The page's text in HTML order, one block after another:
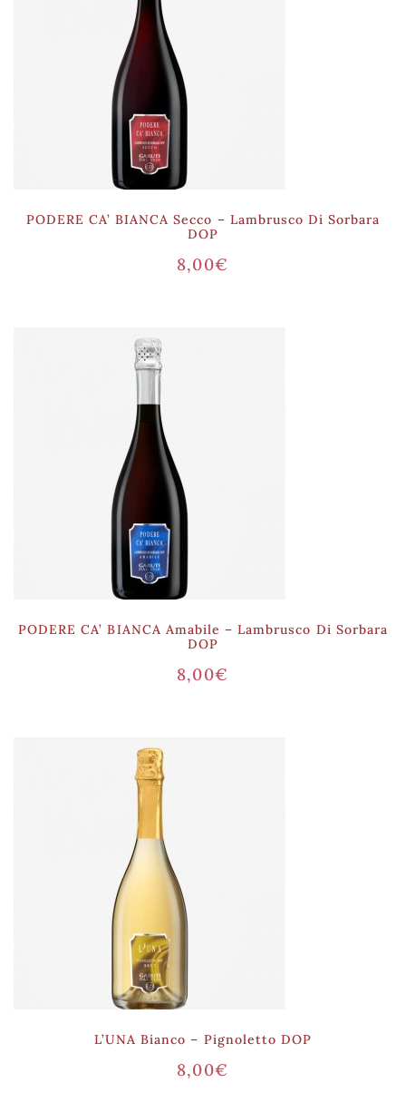
PODERE CA’ BIANCA Secco – Lambrusco Di Sorbara
DOP
8,00€
PODERE CA’ BIANCA Amabile – Lambrusco Di Sorbara
DOP
8,00€
L’UNA Bianco – Pignoletto DOP
8,00€